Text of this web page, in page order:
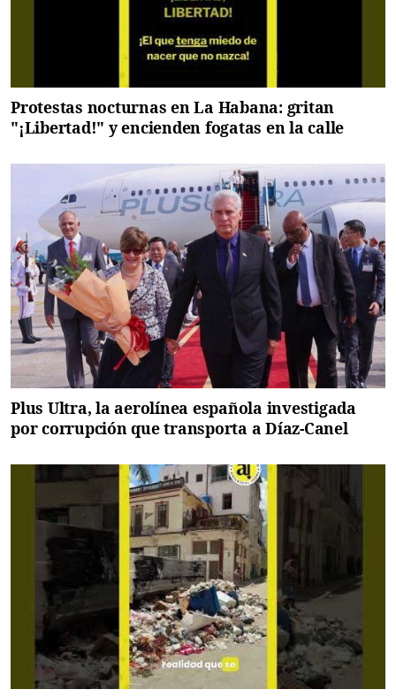
Protestas nocturnas en La Habana: gritan
"¡Libertad!" y encienden fogatas en la calle
Plus Ultra, la aerolínea española investigada
por corrupción que transporta a Díaz-Canel